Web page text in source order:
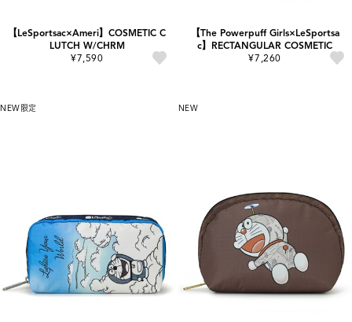
【LeSportsac×Ameri】COSMETIC C
LUTCH W/CHRM
¥7,590
【The Powerpuff Girls×LeSportsa
c】RECTANGULAR COSMETIC
¥7,260
NEW 限定 NEW